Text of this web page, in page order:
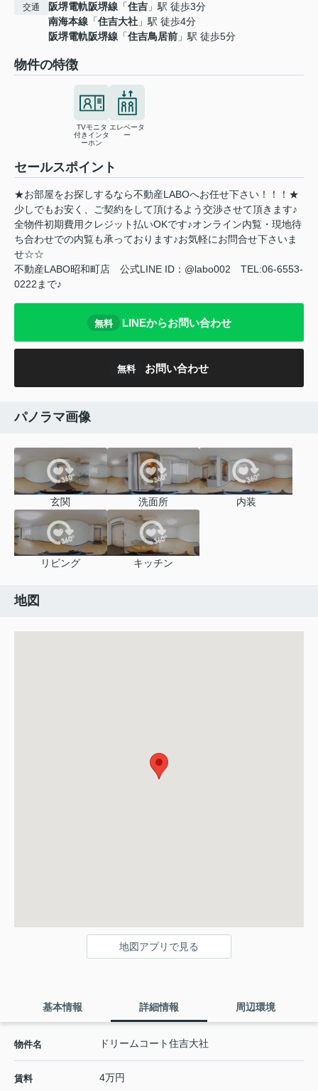
交通 阪堺電軌阪堺線 「住吉 」駅 徒歩3分
南海本線 「住吉大社 」駅 徒歩4分
阪堺電軌阪堺線 「住吉鳥居前 」駅 徒歩5分
物件の特徴
TVモニタ
付きインタ
ーホン
エレベータ
ー
セールスポイント
★お部屋をお探しするなら不動産LABOへお任せ下さい！！！★
少しでもお安く、ご契約をして頂けるよう交渉させて頂きます♪
全物件初期費用クレジット払いOKです♪オンライン内覧・現地待
ち合わせでの内覧も承っております♪お気軽にお問合せ下さいま
せ☆☆
不動産LABO昭和町店 公式LINE ID：@labo002 TEL:06-6553-
0222まで♪
無料 LINEからお問い合わせ
無料 お問い合わせ
パノラマ画像
玄関 洗面所 内装
リビング キッチン
地図
地図アプリで見る
基本情報 詳細情報 周辺環境
物件名 ドリームコート住吉大社
賃料 4万円